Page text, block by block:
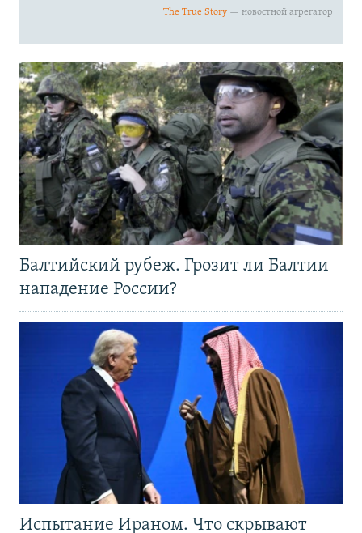
Балтийский рубеж. Грозит ли Балтии
нападение России?
Испытание Ираном. Что скрывают